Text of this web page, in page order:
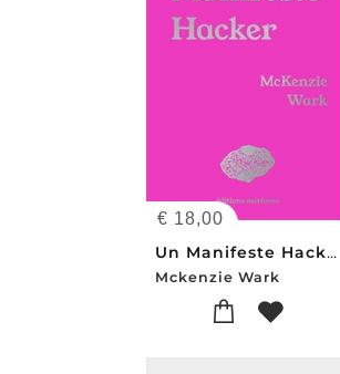
€ 18,00
Un Manifeste Hacker
Mckenzie Wark